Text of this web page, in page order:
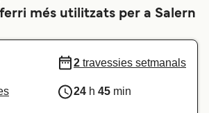
Norge
més utilitzats per a Salern
2 travessies setmanals
24 h 45 min